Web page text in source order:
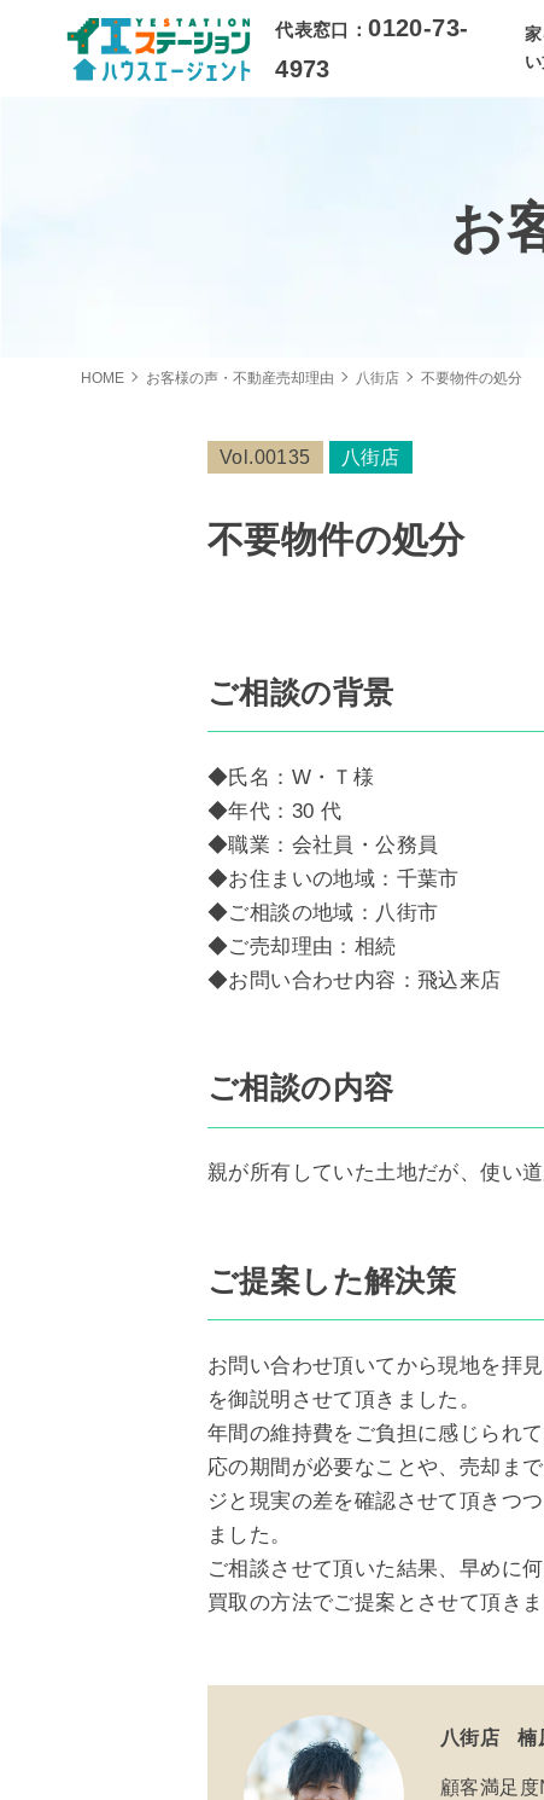
代表窓口：0120-73-
4973
お
HOME お客様の声・不動産売却理由 八街店 不要物件の処分
Vol.00135 八街店
不要物件の処分
ご相談の背景
◆氏名：W・Ｔ様
◆年代：30 代
◆職業：会社員・公務員
◆お住まいの地域：千葉市
◆ご相談の地域：八街市
◆ご売却理由：相続
◆お問い合わせ内容：飛込来店
ご相談の内容
親が所有していた土地だが、使い
ご提案した解決策
お問い合わせ頂いてから現地を拝
を御説明させて頂きました。
年間の維持費をご負担に感じられ
応の期間が必要なことや、売却ま
ジと現実の差を確認させて頂きつ
ました。
ご相談させて頂いた結果、早めに
買取の方法でご提案とさせて頂きま
八街店
顧客満足